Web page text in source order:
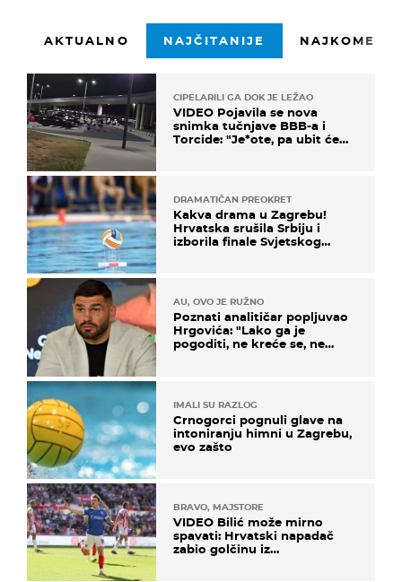
AKTUALNO NAJČITANIJE
CIPELARILI GA DOK JE LEŽAO
VIDEO Pojavila se nova
snimka tučnjave BBB-a i
Torcide: "Je*ote, pa ubit će
DRAMATIČAN PREOKRET
Kakva drama u Zagrebu!
Hrvatska srušila Srbiju i
izborila finale Svjetskog
AU, OVO JE RUŽNO
Poznati analitičar popljuvao
Hrgovića: "Lako ga je
pogoditi, ne kreće se, ne
IMALI SU RAZLOG
Crnogorci pognuli glave na
intoniranju himni u Zagrebu,
evo zašto
BRAVO, MAJSTORE
VIDEO Bilić može mirno
spavati: Hrvatski napadač
zabio golčinu iz